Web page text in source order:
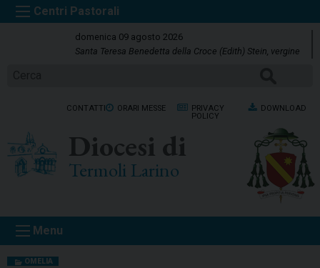
k
t
domenica 09 agosto 2026
Santa Teresa Benedetta della Croce (Edith) Stein, vergine
CONTATTI ORARI MESSE
PRIVACY
POLICY
DOWNLOAD
Diocesi di
Termoli Larino
Menu
OMELIA